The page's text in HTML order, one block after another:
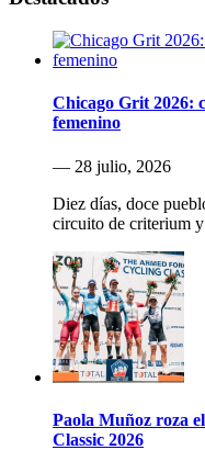
Chicago Grit 2026:
femenino
— 28 julio, 2026
Diez días, doce
circuito de criterium
Paola Muñoz roza
Classic 2026